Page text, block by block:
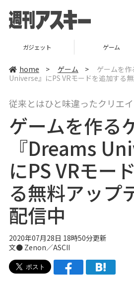
ゲーム グルメ
home > ゲーム >
ゲームを
Universe』にPS VRモードを追加する
従来とはひと味違ったクリエ
ゲームを作る
『Dreams
にPS VRモー
る無料アップ
配信中
2020年07月28日 18時50分更新
文● Zenon／ASCII